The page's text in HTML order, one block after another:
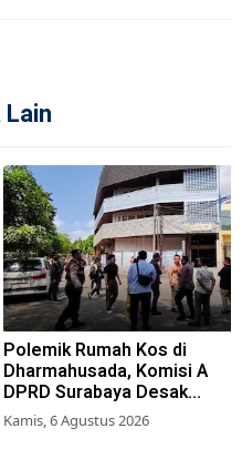
Polemik Rumah Kos di
Dharmahusada, Komisi A
DPRD Surabaya Desak
Pemkot Terbitkan Perwali
Perda Hunian Layak
Kamis, 6 Agustus 2026